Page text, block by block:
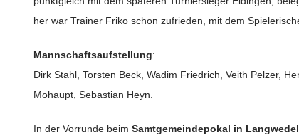
her war Trainer Friko schon zufrieden, mit dem
Mannschaftsaufstellung:
Dirk Stahl, Torsten Beck, Wadim Friedrich, Veith Pelzer,
Mohaupt, Sebastian Heyn.
In der Vorrunde beim Samtgemeindepokal in Langwedel